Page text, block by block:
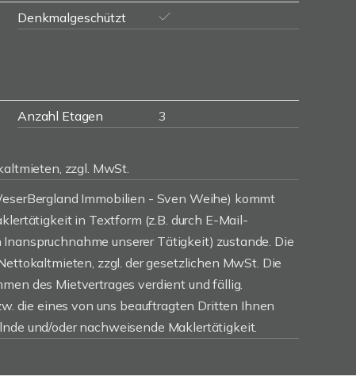
Denkmalgeschützt
Anzahl Etagen
3
zzgl. MwSt.
Immobilien - Sven Weihe) kommt
in Textform (z.B. durch E-Mail-
unserer Tätigkeit) zustande. Die
zzgl. der gesetzlichen MwSt. Die
des Mietvertrages verdient und fällig.
die eines von uns beauftragten Dritten Ihnen
und/oder nachweisende Maklertätigkeit.